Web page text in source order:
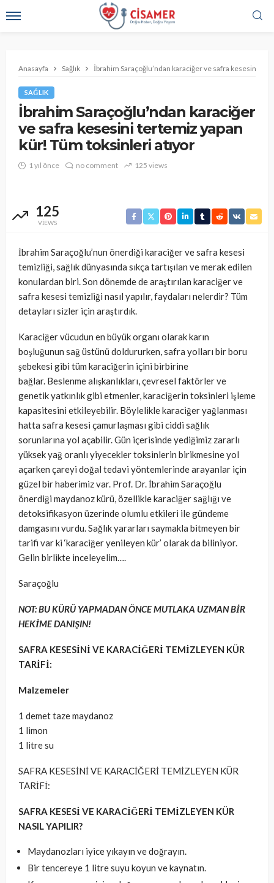
Anasayfa Sağlık İbrahim Saraçoğlu’ndan karaciğer ve safra kesesini
SAĞLIK
İbrahim Saraçoğlu’ndan karaciğer
ve safra kesesini tertemiz yapan
kür! Tüm toksinleri atıyor
1 yıl önce no comment 125 views
125
VIEWS
İbrahim Saraçoğlu’nun önerdiği karaciğer ve safra kesesi
temizliği, sağlık dünyasında sıkça tartışılan ve merak edilen
konulardan biri. Son dönemde de araştırılan karaciğer ve
safra kesesi temizliği nasıl yapılır, faydaları nelerdir? Tüm
detayları sizler için araştırdık.
Karaciğer vücudun en büyük organı olarak karın
boşluğunun sağ üstünü doldururken, safra yolları bir boru
şebekesi gibi tüm karaciğerin içini birbirine
bağlar. Beslenme alışkanlıkları, çevresel faktörler ve
genetik yatkınlık gibi etmenler, karaciğerin toksinleri işleme
kapasitesini etkileyebilir. Böylelikle karaciğer yağlanması
hatta safra kesesi çamurlaşması gibi ciddi sağlık
sorunlarına yol açabilir. Gün içerisinde yediğimiz zararlı
yüksek yağ oranlı yiyecekler toksinlerin birikmesine yol
açarken çareyi doğal tedavi yöntemlerinde arayanlar için
güzel bir haberimiz var. Prof. Dr. İbrahim Saraçoğlu
önerdiği maydanoz kürü, özellikle karaciğer sağlığı ve
detoksifikasyon üzerinde olumlu etkileri ile gündeme
damgasını vurdu. Sağlık yararları saymakla bitmeyen bir
tarifi var ki ‘karaciğer yenileyen kür’ olarak da biliniyor.
Gelin birlikte inceleyelim….
Saraçoğlu
NOT: BU KÜRÜ YAPMADAN ÖNCE MUTLAKA UZMAN BİR
HEKİME DANIŞIN!
SAFRA KESESİNİ VE KARACİĞERİ TEMİZLEYEN KÜR
TARİFİ:
Malzemeler
1 demet taze maydanoz
1 limon
1 litre su
SAFRA KESESİNİ VE KARACİĞERİ TEMİZLEYEN KÜR
TARİFİ:
SAFRA KESESİ VE KARACİĞERİ TEMİZLEYEN KÜR
NASIL YAPILIR?
Maydanozları iyice yıkayın ve doğrayın.
Bir tencereye 1 litre suyu koyun ve kaynatın.